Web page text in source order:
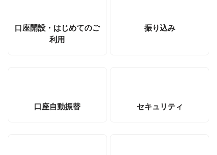
口座開設・はじめてのご
利用
振り込み
口座自動振替 セキュリティ